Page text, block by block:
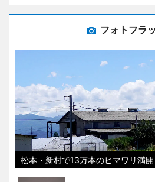
フォトフラ
松本・新村で13万本のヒマワリ満開